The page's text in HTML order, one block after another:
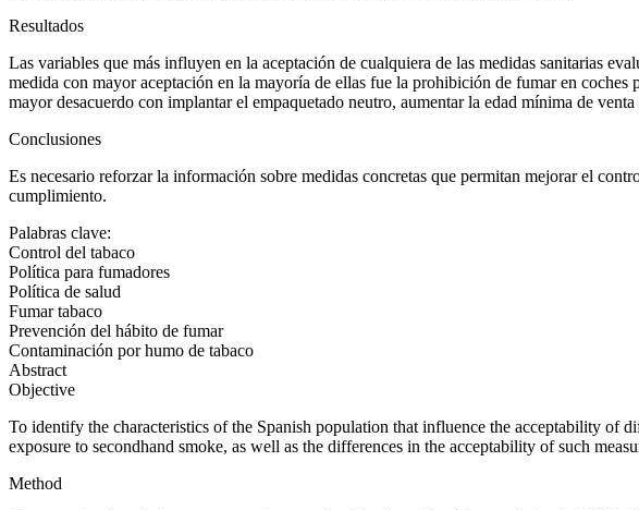
Resultados
Las variables que más influyen en la aceptación de cualquiera de las medidas sanitarias
medida con mayor aceptación en la mayoría de ellas fue la prohibición de fumar en coches
mayor desacuerdo con implantar el empaquetado neutro, aumentar la edad mínima de
Conclusiones
Es necesario reforzar la información sobre medidas concretas que permitan mejorar el
cumplimiento.
Palabras clave:
Control del tabaco
Política para fumadores
Política de salud
Fumar tabaco
Prevención del hábito de fumar
Contaminación por humo de tabaco
Abstract
Objective
To identify the characteristics of the Spanish population that influence the acceptability of
exposure to secondhand smoke, as well as the differences in the acceptability of such
Method